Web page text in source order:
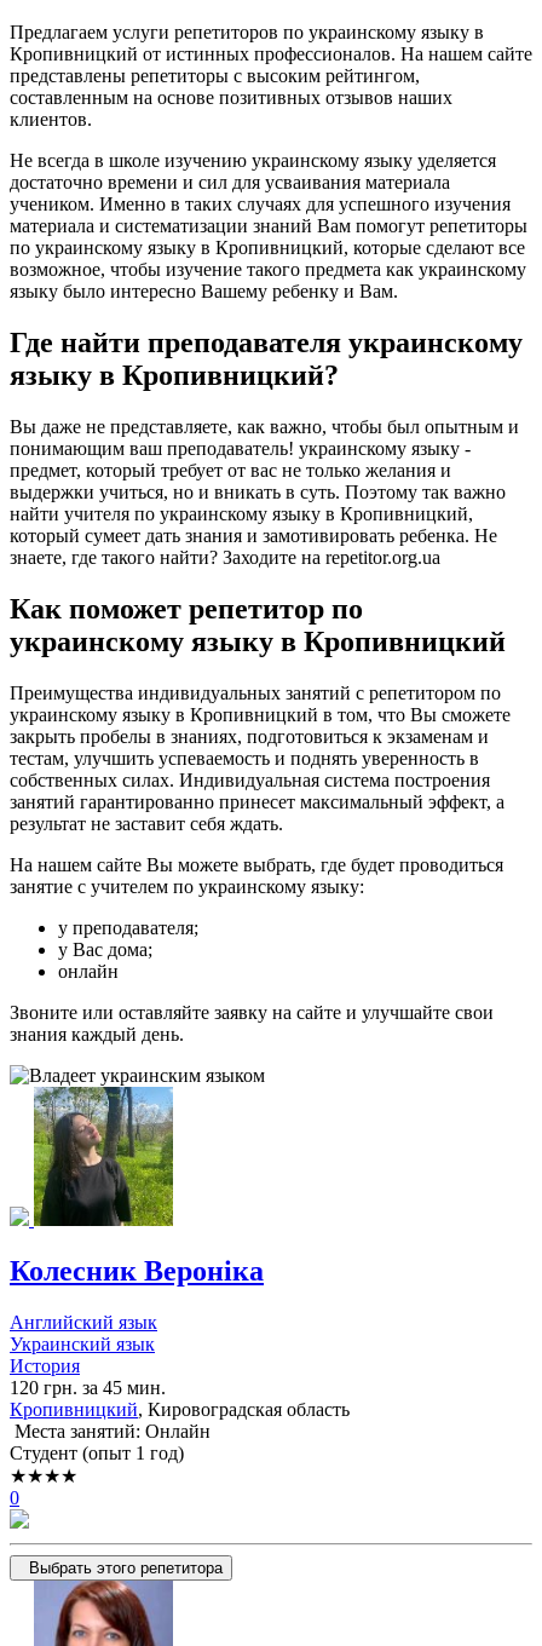
Предлагаем услуги репетиторов по украинскому языку в
Кропивницкий от истинных профессионалов. На нашем сайте
представлены репетиторы с высоким рейтингом,
составленным на основе позитивных отзывов наших
клиентов.
Не всегда в школе изучению украинскому языку уделяется
достаточно времени и сил для усваивания материала
учеником. Именно в таких случаях для успешного изучения
материала и систематизации знаний Вам помогут репетиторы
по украинскому языку в Кропивницкий, которые сделают все
возможное, чтобы изучение такого предмета как украинскому
языку было интересно Вашему ребенку и Вам.
Где найти преподавателя украинскому
языку в Кропивницкий?
Вы даже не представляете, как важно, чтобы был опытным и
понимающим ваш преподаватель! украинскому языку -
предмет, который требует от вас не только желания и
выдержки учиться, но и вникать в суть. Поэтому так важно
найти учителя по украинскому языку в Кропивницкий,
который сумеет дать знания и замотивировать ребенка. Не
знаете, где такого найти? Заходите на repetitor.org.ua
Как поможет репетитор по
украинскому языку в Кропивницкий
Преимущества индивидуальных занятий с репетитором по
украинскому языку в Кропивницкий в том, что Вы сможете
закрыть пробелы в знаниях, подготовиться к экзаменам и
тестам, улучшить успеваемость и поднять уверенность в
собственных силах. Индивидуальная система построения
занятий гарантированно принесет максимальный эффект, а
результат не заставит себя ждать.
На нашем сайте Вы можете выбрать, где будет проводиться
занятие с учителем по украинскому языку:
у преподавателя;
у Вас дома;
онлайн
Звоните или оставляйте заявку на сайте и улучшайте свои
знания каждый день.
Колесник Вероніка
Английский язык
Украинский язык
История
120 грн. за 45 мин.
Кропивницкий, Кировоградская область
Места занятий: Онлайн
Cтудент (опыт 1 год)
★★★★
0
Выбрать этого репетитора